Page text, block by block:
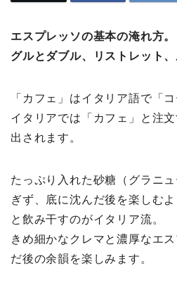
エスプレッソの基本の淹れ方
グルとダブル、リストレット
「カフェ」はイタリア語で「
イタリアでは「カフェ」と注
出されます。
たっぷり入れた砂糖（グラニ
ぎず、底に沈んだ後を楽しむ
と飲み干すのがイタリア流。
きめ細かなクレマと濃厚なエ
だ後の余韻を楽しみます。